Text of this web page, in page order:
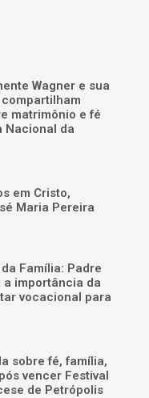
Wagner e sua
matrimônio e fé
Nacional da
em Cristo,
Maria Pereira
Família: Padre
a importância da
vocacional para
sobre fé, família,
vencer Festival
de Petrópolis